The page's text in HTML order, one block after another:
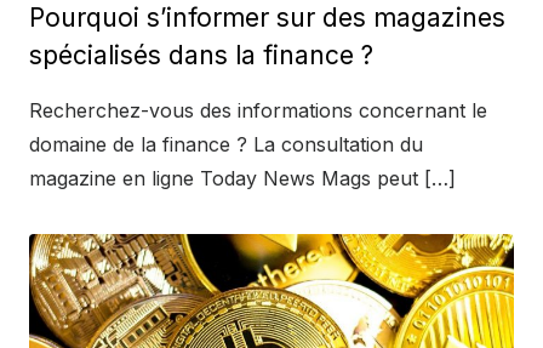
Pourquoi s’informer sur des magazines
spécialisés dans la finance ?
Recherchez-vous des informations concernant le
domaine de la finance ? La consultation du
magazine en ligne Today News Mags peut […]